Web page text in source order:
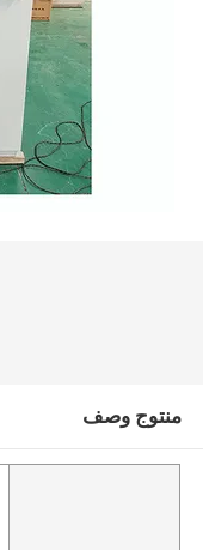
منتوج وصف